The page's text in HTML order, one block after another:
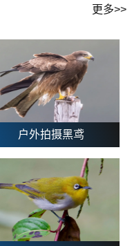
更多>>
户外拍摄黑鸢